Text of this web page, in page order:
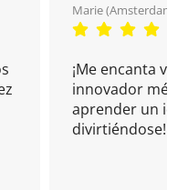
Marie (Amsterdam,
¡Me encanta
innovador
aprender un
divirtiéndose!